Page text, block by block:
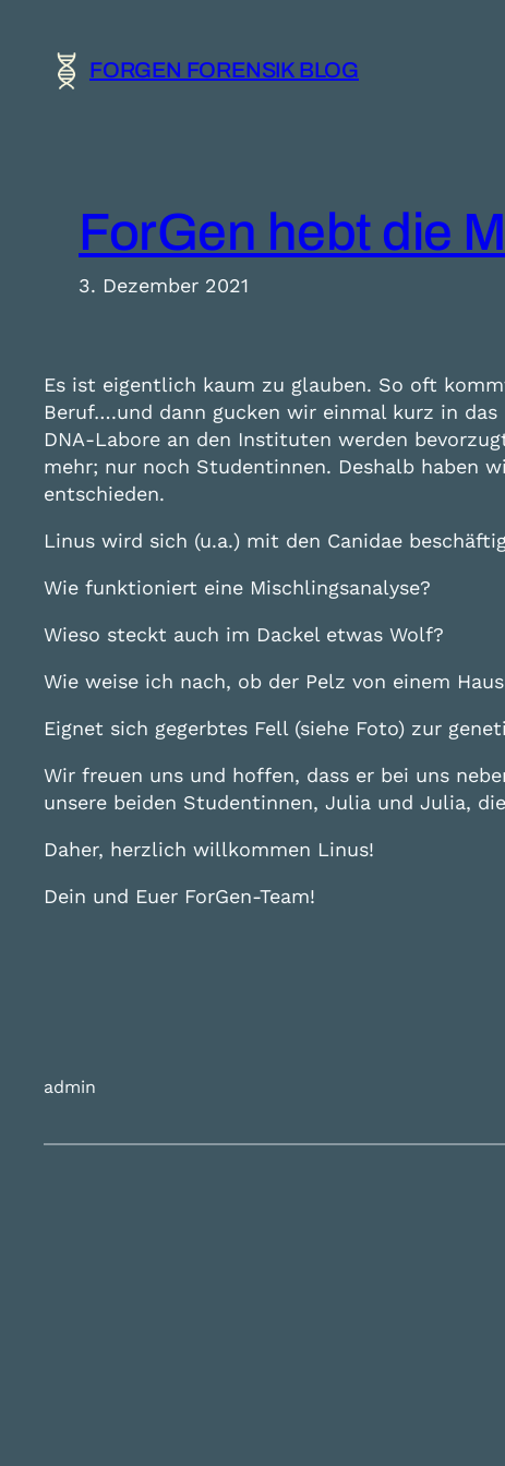
Inhalt
springen FORGEN FORENSIK BLOG
ForGen hebt die
3. Dezember 2021
Es ist eigentlich kaum zu glauben. So oft
Beruf….und dann gucken wir einmal kurz in
DNA-Labore an den Instituten werden
mehr; nur noch Studentinnen. Deshalb haben
entschieden.
Linus wird sich (u.a.) mit den Canidae
Wie funktioniert eine Mischlingsanalyse?
Wieso steckt auch im Dackel etwas Wolf?
Wie weise ich nach, ob der Pelz von einem
Eignet sich gegerbtes Fell (siehe Foto) zur
Wir freuen uns und hoffen, dass er bei uns
unsere beiden Studentinnen, Julia und Julia,
Daher, herzlich willkommen Linus!
Dein und Euer ForGen-Team!
admin